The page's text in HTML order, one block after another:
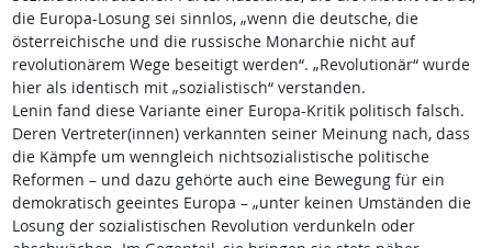
die Europa-Losung sei sinnlos, „wenn die deutsche, die
österreichische und die russische Monarchie nicht auf
revolutionärem Wege beseitigt werden“. „Revolutionär“ wurde
hier als identisch mit „sozialistisch“ verstanden.
Lenin fand diese Variante einer Europa-Kritik politisch falsch.
Deren Vertreter(innen) verkannten seiner Meinung nach, dass
die Kämpfe um wenngleich nichtsozialistische politische
Reformen – und dazu gehörte auch eine Bewegung für ein
demokratisch geeintes Europa – „unter keinen Umständen die
Losung der sozialistischen Revolution verdunkeln oder